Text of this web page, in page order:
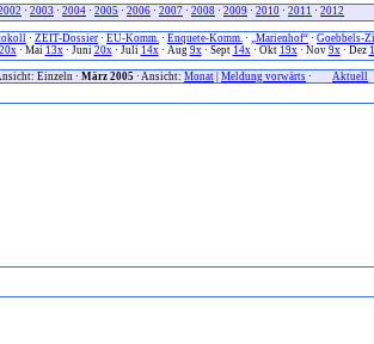
· 2003 · 2004 · 2005 · 2006 · 2007 · 2008 · 2009 · 2010 · 2011 · 2012
· ZEIT-Dossier · EU-Komm. · Enquete-Komm. · „Marienhof“ · Goebbels-
20x · Mai 13x · Juni 20x · Juli 14x · Aug 9x · Sept 14x · Okt 19x · Nov 9x · Dez
Einzeln · März 2005 · Ansicht: Monat Meldung vorwärts · Aktuell